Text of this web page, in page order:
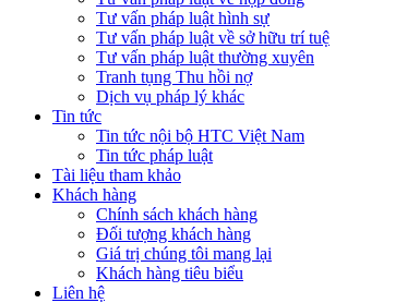
Tư vấn pháp luật hình sự
Tư vấn pháp luật về sở hữu trí tuệ
Tư vấn pháp luật thường xuyên
Tranh tụng Thu hồi nợ
Dịch vụ pháp lý khác
Tin tức
Tin tức nội bộ HTC Việt Nam
Tin tức pháp luật
Tài liệu tham khảo
Khách hàng
Chính sách khách hàng
Đối tượng khách hàng
Giá trị chúng tôi mang lại
Khách hàng tiêu biểu
Liên hệ